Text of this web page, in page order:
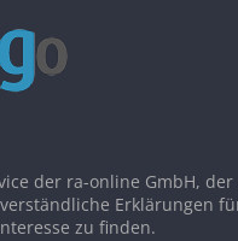
der ra-online GmbH,
Erklärungen
zu finden.